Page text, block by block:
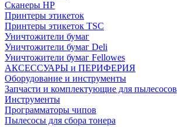
Сканеры HP
Принтеры этикеток
Принтеры этикеток TSC
Уничтожители бумаг
Уничтожители бумаг Deli
Уничтожители бумаг Fellowes
АКСЕССУАРЫ и ПЕРИФЕРИЯ
Оборудование и инструменты
Запчасти и комплектующие для пылесосов
Инструменты
Программаторы чипов
Пылесосы для сбора тонера